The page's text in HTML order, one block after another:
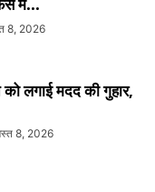
में...
8, 2026
लगाई मदद की गुहार,
8, 2026